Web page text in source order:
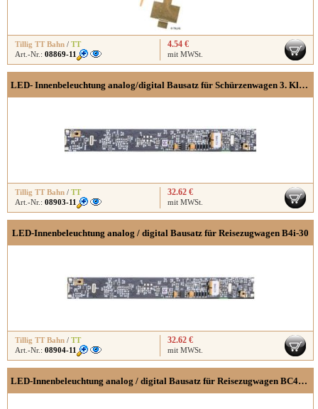
Tillig TT Bahn / TT
Art.-Nr.: 08869-11
4.54 €
mit MWSt.
LED- Innenbeleuchtung analog/digital Bausatz für Schürzenwagen 3. Klasse
Tillig TT Bahn / TT
Art.-Nr.: 08903-11
32.62 €
mit MWSt.
LED-Innenbeleuchtung analog / digital Bausatz für Reisezugwagen B4i-30
Tillig TT Bahn / TT
Art.-Nr.: 08904-11
32.62 €
mit MWSt.
LED-Innenbeleuchtung analog / digital Bausatz für Reisezugwagen BC4i-31/C4i-33